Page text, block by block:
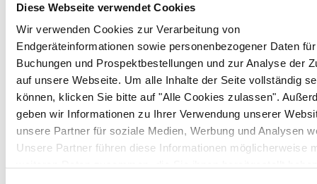
Diese Webseite verwendet Cookies
Wir verwenden Cookies zur Verarbeitung von
Endgeräteinformationen sowie personenbezogener Daten
Buchungen und Prospektbestellungen und zur Analyse der
auf unsere Webseite. Um alle Inhalte der Seite vollständig
können, klicken Sie bitte auf "Alle Cookies zulassen".
geben wir Informationen zu Ihrer Verwendung unserer
unsere Partner für soziale Medien, Werbung und Analysen
Unsere Partner führen diese Informationen möglicherweise
Dauer
2:08 h
Strecke
29.3 km
Aufstieg
320 hm
Abstieg
313 hm